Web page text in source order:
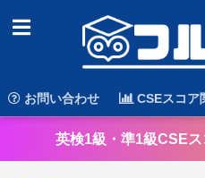
お問い合わせ CSEスコア
英検1級・準1級CSE